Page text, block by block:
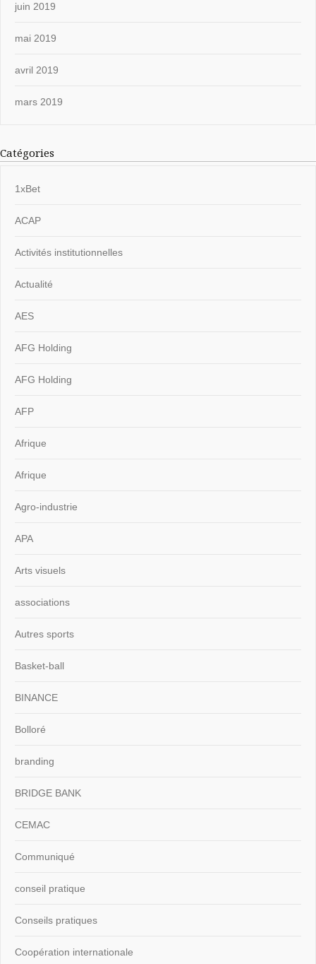
juin 2019
mai 2019
avril 2019
mars 2019
Catégories
1xBet
ACAP
Activités institutionnelles
Actualité
AES
AFG Holding
AFG Holding
AFP
Afrique
Afrique
Agro-industrie
APA
Arts visuels
associations
Autres sports
Basket-ball
BINANCE
Bolloré
branding
BRIDGE BANK
CEMAC
Communiqué
conseil pratique
Conseils pratiques
Coopération internationale